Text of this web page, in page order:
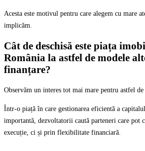
Acesta este motivul pentru care alegem cu mare
implicăm.
Cât de deschisă este piața
România la astfel de modele
finanțare?
Observăm un interes tot mai mare pentru astfel de
Într-o piață în care gestionarea eficientă a
importantă, dezvoltatorii caută parteneri care pot
execuție, ci și prin flexibilitate financiară.